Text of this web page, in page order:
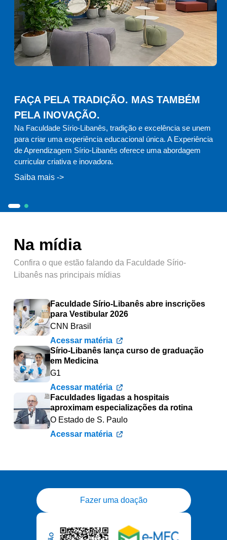
FAÇA PELA TRADIÇÃO. MAS TAMBÉM
PELA INOVAÇÃO.
Na Faculdade Sírio-Libanês, tradição e excelência se unem
para criar uma experiência educacional única. A Experiência
de Aprendizagem Sírio-Libanês oferece uma abordagem
curricular criativa e inovadora.
Na Faculdade Sírio-Libanês, tradição e excelência se
Contamos com toda a estrutura necessária para o
Na mídia
Confira o que estão falando da Faculdade Sírio-
Libanês nas principais mídias
Faculdade Sírio-Libanês abre inscrições
para Vestibular 2026
CNN Brasil
Acessar matéria
Sírio-Libanês lança curso de graduação
em Medicina
G1
Acessar matéria
Faculdades ligadas a hospitais
aproximam especializações da rotina
O Estado de S. Paulo
Acessar matéria
Fazer uma doação